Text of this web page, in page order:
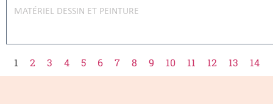
MATÉRIEL DESSIN ET PEINTURE
1 2 3 4 5 6 7 8 9 10 11 12 13 14